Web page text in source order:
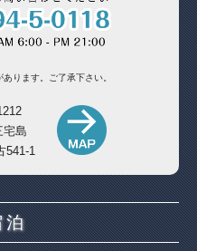
ります。 ご了承下さい。
宅島
541-1
泊